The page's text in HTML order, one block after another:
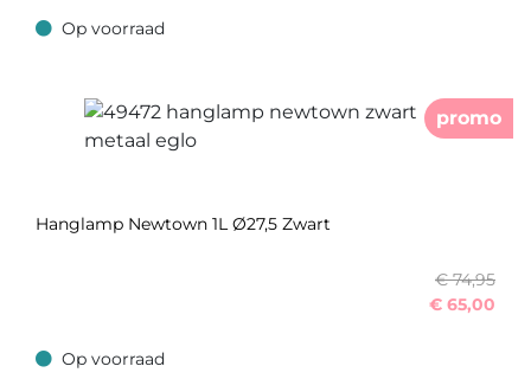
Op voorraad
Op voorraad
promo
Hanglamp Newtown 1L Ø27,5 Zwart
€ 74,95
€ 65,00
Op voorraad
Op voorraad